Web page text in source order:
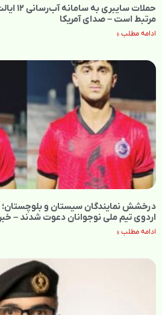
حملات
مرتبط است – صدای آمریکا
ادامه مطلب »
اردوی تیم ملی نوجوانان دعوت شدند –
ادامه مطلب »